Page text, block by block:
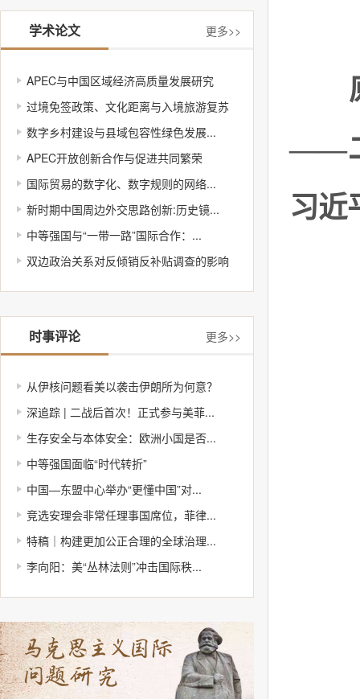
学术论文 更多>>
APEC与中国区域经济高质量发展研究
过境免签政策、文化距离与入境旅游复苏
数字乡村建设与县域包容性绿色发展...
APEC开放创新合作与促进共同繁荣
国际贸易的数字化、数字规则的网络...
新时期中国周边外交思路创新:历史镜...
中等强国与“一带一路”国际合作：...
双边政治关系对反倾销反补贴调查的影响
时事评论 更多>>
从伊核问题看美以袭击伊朗所为何意？
深追踪 | 二战后首次！正式参与美菲...
生存安全与本体安全：欧洲小国是否...
中等强国面临“时代转折”
中国—东盟中心举办“更懂中国”对...
竞选安理会非常任理事国席位，菲律...
特稿｜构建更加公正合理的全球治理...
李向阳：美“丛林法则”冲击国际秩...
——
习近